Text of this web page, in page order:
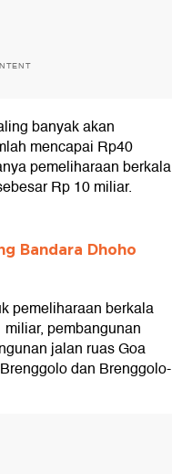
banyak akan
mencapai Rp40
pemeliharaan berkala
Rp 10 miliar.
Bandara Dhoho
pemeliharaan berkala
pembangunan
jalan ruas Goa
dan Brenggolo-